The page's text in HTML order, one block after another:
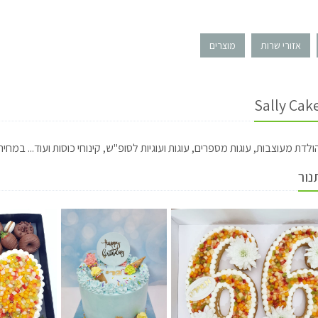
אזורי שרות מוצרים
הולדת מעוצבות, עוגות מספרים, עוגות ועוגיות לסופ"ש, קינוחי כוסות ועוד...